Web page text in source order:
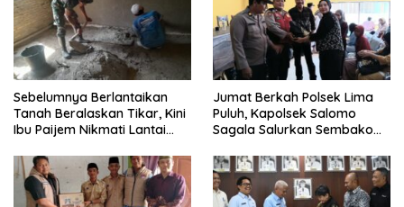
Sebelumnya Berlantaikan
Tanah Beralaskan Tikar, Kini
Ibu Paijem Nikmati Lantai
Satgas TMMD Ke-129 Kodim
0208/Asahan
Jumat Berkah Polsek Lima
Puluh, Kapolsek Salomo
Sagala Salurkan Sembako
Gambus